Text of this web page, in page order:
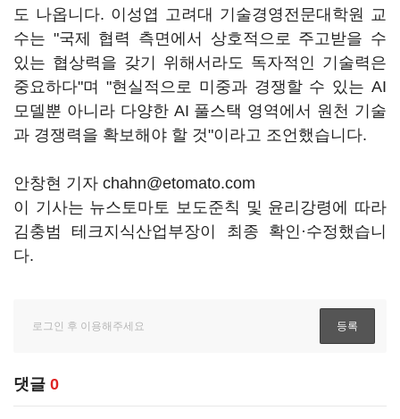
도 나옵니다. 이성엽 고려대 기술경영전문대학원 교
수는 "국제 협력 측면에서 상호적으로 주고받을 수
있는 협상력을 갖기 위해서라도 독자적인 기술력은
중요하다"며 "현실적으로 미중과 경쟁할 수 있는 AI
모델뿐 아니라 다양한 AI 풀스택 영역에서 원천 기술
과 경쟁력을 확보해야 할 것"이라고 조언했습니다.
안창현 기자 chahn@etomato.com
이 기사는 뉴스토마토 보도준칙 및 윤리강령에 따라
김충범 테크지식산업부장이 최종 확인·수정했습니
다.
댓글 0